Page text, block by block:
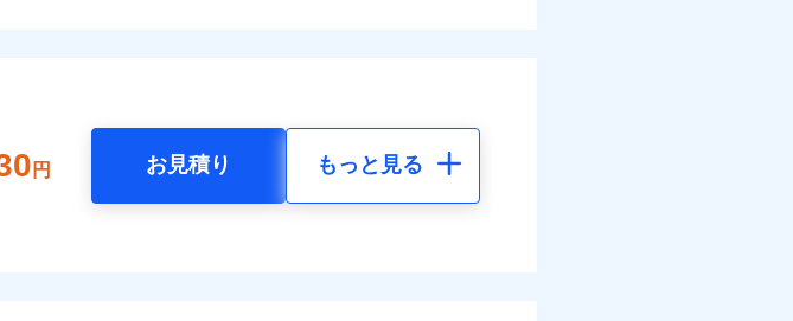
円 お見積り もっと見る